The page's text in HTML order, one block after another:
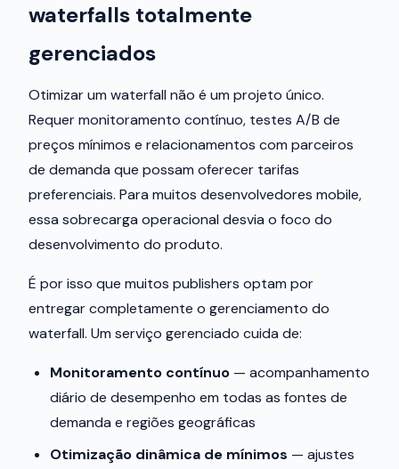
waterfalls totalmente
gerenciados
Otimizar um waterfall não é um projeto único.
Requer monitoramento contínuo, testes A/B de
preços mínimos e relacionamentos com parceiros
de demanda que possam oferecer tarifas
preferenciais. Para muitos desenvolvedores mobile,
essa sobrecarga operacional desvia o foco do
desenvolvimento do produto.
É por isso que muitos publishers optam por
entregar completamente o gerenciamento do
waterfall. Um serviço gerenciado cuida de:
Monitoramento contínuo — acompanhamento
diário de desempenho em todas as fontes de
demanda e regiões geográficas
Otimização dinâmica de mínimos — ajustes